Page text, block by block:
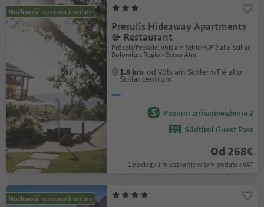
Możliwość rezerwacji online
Presulis Hideaway Apartments
& Restaurant
Prösels/Presule, Völs am Schlern/Fiè allo Sciliar,
Dolomites Region Seiser Alm
1.8 km od Völs am Schlern/Fiè allo
Sciliar centrum
Poziom zrównoważenia 2
Südtirol Guest Pass
Od 268€
1 nocleg / 1 mieszkanie w tym podatek VAT
Możliwość rezerwacji online